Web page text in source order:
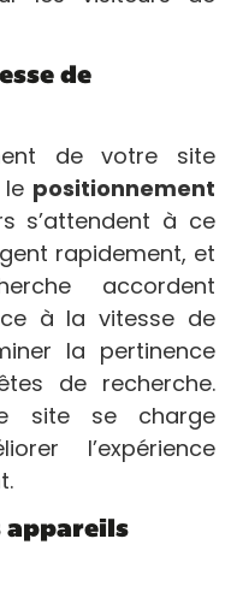
de
de votre site
positionnement
s’attendent à ce
rapidement, et
accordent
à la vitesse de
la pertinence
de recherche.
site se charge
l’expérience
appareils